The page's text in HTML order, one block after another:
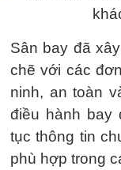
Sân bay đã
chẽ với các
ninh, an toàn
điều hành bay
tục thông tin
phù hợp trong